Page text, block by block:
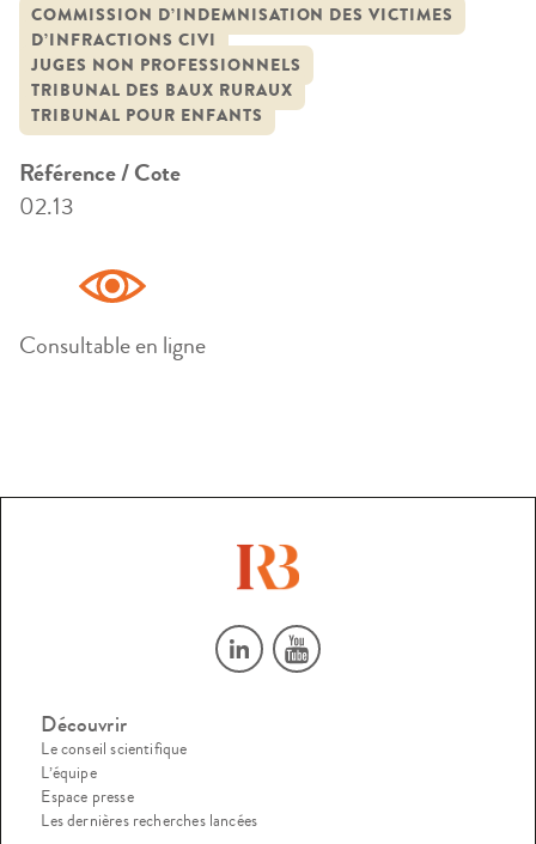
COMMISSION D’INDEMNISATION DES VICTIMES
D’INFRACTIONS CIVI
JUGES NON PROFESSIONNELS
TRIBUNAL DES BAUX RURAUX
TRIBUNAL POUR ENFANTS
Référence / Cote
02.13
Consultable en ligne
Découvrir
Le conseil scientifique
L’équipe
Espace presse
Les dernières recherches lancées